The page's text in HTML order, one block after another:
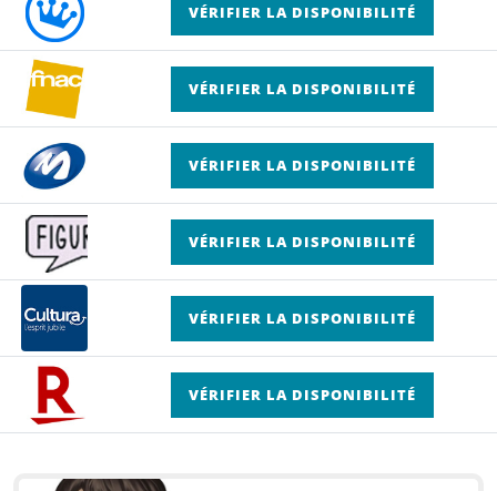
VÉRIFIER LA DISPONIBILITÉ
VÉRIFIER LA DISPONIBILITÉ
VÉRIFIER LA DISPONIBILITÉ
VÉRIFIER LA DISPONIBILITÉ
VÉRIFIER LA DISPONIBILITÉ
VÉRIFIER LA DISPONIBILITÉ